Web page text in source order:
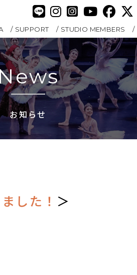
SUPPORT STUDIO MEMBERS
お知らせ
した！ ＞